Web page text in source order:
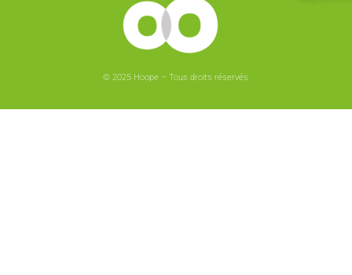
© 2025 Hoope – Tous droits réservés.